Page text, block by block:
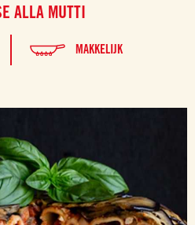
ALLA MUTTI
MAKKELIJK